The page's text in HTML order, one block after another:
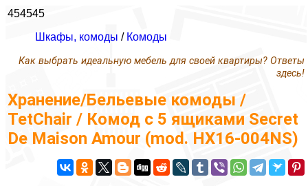
454545
Шкафы, комоды / Комоды
Как выбрать идеальную мебель для своей квартиры? Ответы
здесь!
Хранение/Бельевые комоды /
TetChair / Комод с 5 ящиками Secret
De Maison Amour (mod. HX16-004NS)